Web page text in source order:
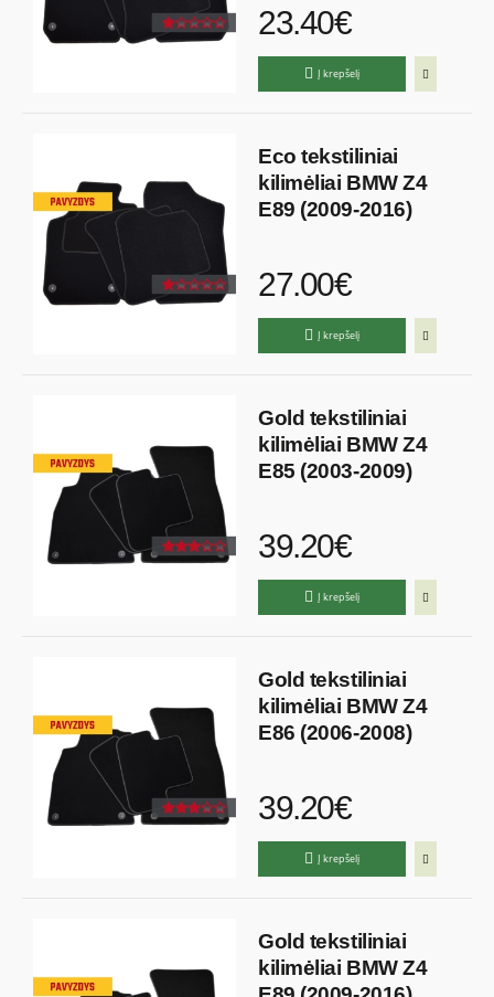
23.40€
Į krepšelį
Eco tekstiliniai
kilimėliai BMW Z4
E89 (2009-2016)
27.00€
Į krepšelį
Gold tekstiliniai
kilimėliai BMW Z4
E85 (2003-2009)
39.20€
Į krepšelį
Gold tekstiliniai
kilimėliai BMW Z4
E86 (2006-2008)
39.20€
Į krepšelį
Gold tekstiliniai
kilimėliai BMW Z4